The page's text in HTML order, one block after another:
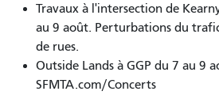
bus
Bayshore
Express
Travaux à l'intersection de
au 9 août. Perturbations du
de rues.
Outside Lands à GGP du 7 au 9
SFMTA.com/Concerts